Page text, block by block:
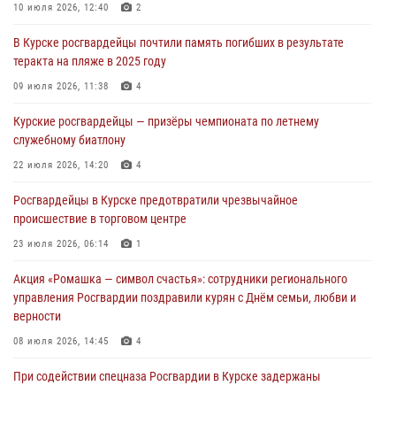
В Курской области росгвардейцы за прошедшую неделю совершили
03 августа 2026, 09:46
За прошедшую неделю росгвардейцы Курской области проверили
30 июля 2026, 07:00
Курские росгвардейцы приняли участие в благодарственном
28 июля 2026, 13:17
10 июля 2026, 12:40 2
В Курске росгвардейцы почтили память погибших в результате
теракта на пляже в 2025 году
09 июля 2026, 11:38 4
Курские росгвардейцы — призёры чемпионата по летнему
служебному биатлону
22 июля 2026, 14:20 4
Росгвардейцы в Курске предотвратили чрезвычайное
происшествие в торговом центре
23 июля 2026, 06:14 1
Акция «Ромашка — символ счастья»: сотрудники регионального
управления Росгвардии поздравили курян с Днём семьи, любви и
верности
08 июля 2026, 14:45 4
При содействии спецназа Росгвардии в Курске задержаны